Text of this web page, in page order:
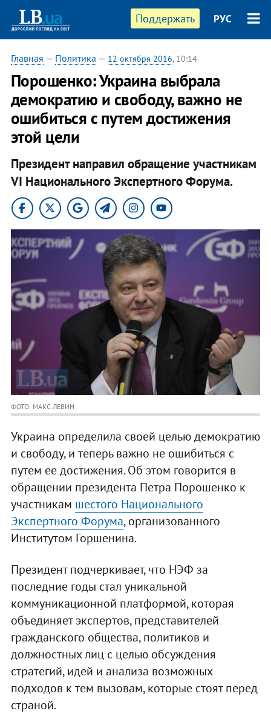
Поддержать РУС
Главная — Политика — 12 октября 2016, 10:14
​Порошенко: Украина выбрала
демократию и свободу, важно не
ошибиться с путем достижения
этой цели
Президент направил обращение участникам
VI Национального Экспертного Форума.
ФОТО: МАКС ЛЕВИН
Украина определила своей целью демократию
и свободу, и теперь важно не ошибиться с
путем ее достижения. Об этом говорится в
обращении президента Петра Порошенко к
участникам шестого Национального
Экспертного Форума, организованного
Институтом Горшенина.
Президент подчеркивает, что НЭФ за
последние годы стал уникальной
коммуникационной платформой, которая
объединяет экспертов, представителей
гражданского общества, политиков и
должностных лиц с целью обсуждения
стратегий, идей и анализа возможных
подходов к тем вызовам, которые стоят перед
страной.